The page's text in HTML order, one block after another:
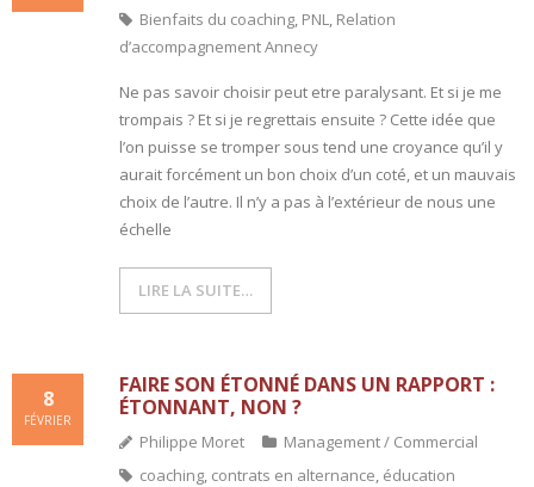
Bienfaits du coaching, PNL, Relation
d’accompagnement Annecy
Ne pas savoir choisir peut etre paralysant. Et si je me
trompais ? Et si je regrettais ensuite ? Cette idée que
l’on puisse se tromper sous tend une croyance qu’il y
aurait forcément un bon choix d’un coté, et un mauvais
choix de l’autre. Il n’y a pas à l’extérieur de nous une
échelle
LIRE LA SUITE…
FAIRE SON ÉTONNÉ DANS UN RAPPORT :
ÉTONNANT, NON ?
8
FÉVRIER
Philippe Moret
Management / Commercial
coaching, contrats en alternance, éducation